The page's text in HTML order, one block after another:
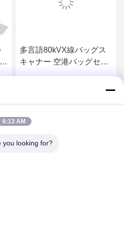
多言語80kVX線バッグス
キャナー 空港バッグセキ
6:13 AM
you looking for?